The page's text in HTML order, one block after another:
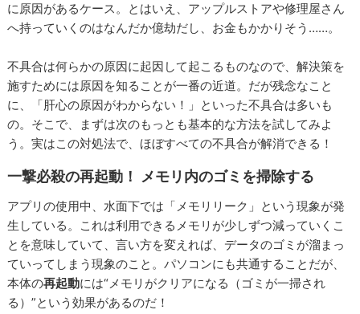
に原因があるケース。とはいえ、アップルストアや修理屋さん
へ持っていくのはなんだか億劫だし、お金もかかりそう……。
不具合は何らかの原因に起因して起こるものなので、解決策を
施すためには原因を知ることが一番の近道。だが残念なこと
に、「肝心の原因がわからない！」といった不具合は多いも
の。そこで、まずは次のもっとも基本的な方法を試してみよ
う。実はこの対処法で、ほぼすべての不具合が解消できる！
一撃必殺の再起動！ メモリ内のゴミを掃除する
アプリの使用中、水面下では「メモリリーク」という現象が発
生している。これは利用できるメモリが少しずつ減っていくこ
とを意味していて、言い方を変えれば、データのゴミが溜まっ
ていってしまう現象のこと。パソコンにも共通することだが、
本体の再起動には“メモリがクリアになる（ゴミが一掃され
る）”という効果があるのだ！